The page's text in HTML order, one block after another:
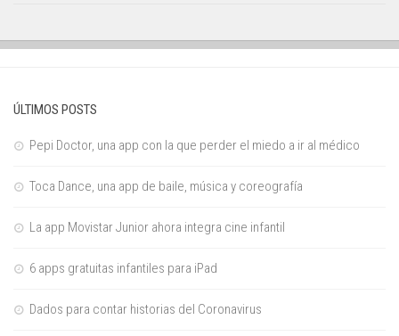
ÚLTIMOS POSTS
Pepi Doctor, una app con la que perder el miedo a ir al médico
Toca Dance, una app de baile, música y coreografía
La app Movistar Junior ahora integra cine infantil
6 apps gratuitas infantiles para iPad
Dados para contar historias del Coronavirus